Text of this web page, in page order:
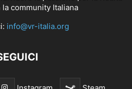
community Italiana
info@vr-italia.org